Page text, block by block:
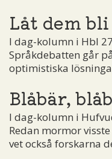
Låt dem
I dag-kolumn i Hbl
Språkdebatten går
optimistiska
Blåbär,
I dag-kolumn i
Redan mormor
vet också forskarna